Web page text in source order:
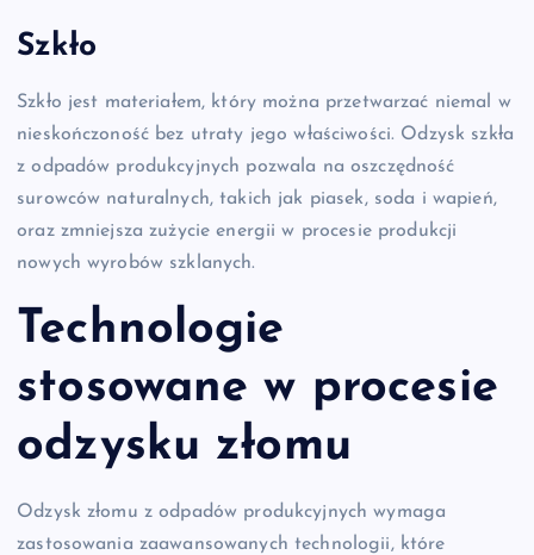
Szkło
Szkło jest materiałem, który można przetwarzać niemal w
nieskończoność bez utraty jego właściwości. Odzysk szkła
z odpadów produkcyjnych pozwala na oszczędność
surowców naturalnych, takich jak piasek, soda i wapień,
oraz zmniejsza zużycie energii w procesie produkcji
nowych wyrobów szklanych.
Technologie
stosowane w procesie
odzysku złomu
Odzysk złomu z odpadów produkcyjnych wymaga
zastosowania zaawansowanych technologii, które